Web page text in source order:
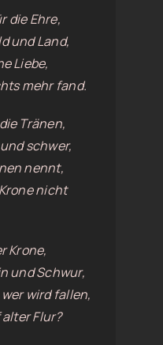
die Ehre,
und Land,
Liebe,
mehr fand.
Tränen,
schwer,
nennt,
nicht
Krone,
und Schwur,
wird fallen,
Flur?